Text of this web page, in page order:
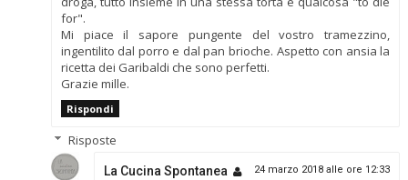
for".
Mi piace il sapore pungente del vostro tramezzino,
ingentilito dal porro e dal pan brioche. Aspetto con ansia la
ricetta dei Garibaldi che sono perfetti.
Grazie mille.
Rispondi
Risposte
La Cucina Spontanea 24 marzo 2018 alle ore 12:33